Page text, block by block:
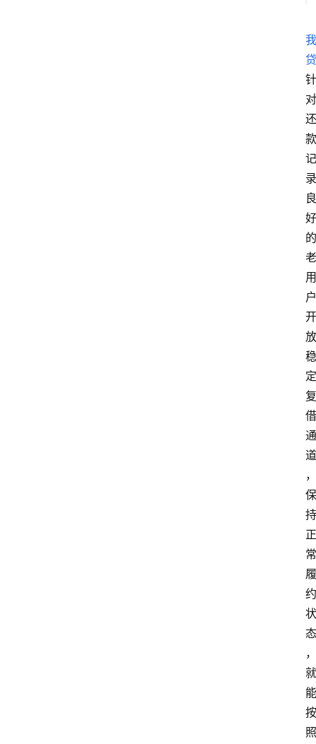
我
贷
针
对
还
款
记
录
良
好
的
老
用
户
开
放
稳
定
复
借
通
道
，
保
持
正
常
履
约
状
态
，
就
能
按
照